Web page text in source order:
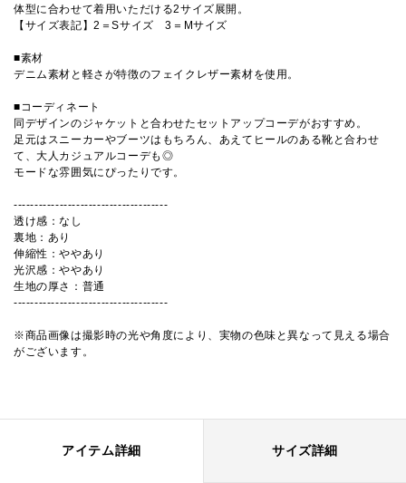
体型に合わせて着用いただける2サイズ展開。
【サイズ表記】2＝Sサイズ 3＝Mサイズ
■素材
デニム素材と軽さが特徴のフェイクレザー素材を使用。
■コーディネート
同デザインのジャケットと合わせたセットアップコーデがおすすめ。
足元はスニーカーやブーツはもちろん、あえてヒールのある靴と合わせ
て、大人カジュアルコーデも◎
モードな雰囲気にぴったりです。
-------------------------------------
透け感：なし
裏地：あり
伸縮性：ややあり
光沢感：ややあり
生地の厚さ：普通
-------------------------------------
※商品画像は撮影時の光や角度により、実物の色味と異なって見える場合
がございます。
アイテム詳細 サイズ詳細